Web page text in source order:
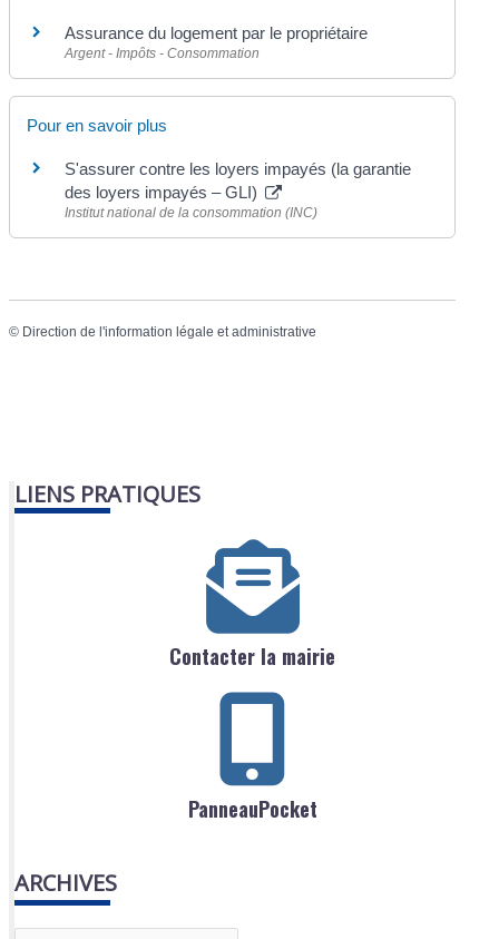
Assurance du logement par le propriétaire
Argent - Impôts - Consommation
Pour en savoir plus
S'assurer contre les loyers impayés (la garantie
des loyers impayés – GLI)
Institut national de la consommation (INC)
© Direction de l'information légale et administrative
LIENS PRATIQUES
Contacter la mairie
PanneauPocket
ARCHIVES